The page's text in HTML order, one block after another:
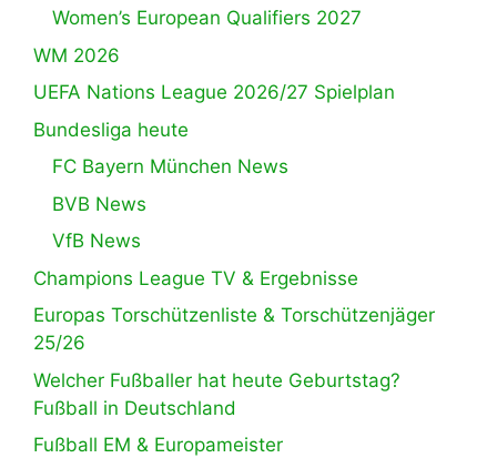
Women’s European Qualifiers 2027
WM 2026
UEFA Nations League 2026/27 Spielplan
Bundesliga heute
FC Bayern München News
BVB News
VfB News
Champions League TV & Ergebnisse
Europas Torschützenliste & Torschützenjäger
25/26
Welcher Fußballer hat heute Geburtstag?
Fußball in Deutschland
Fußball EM & Europameister